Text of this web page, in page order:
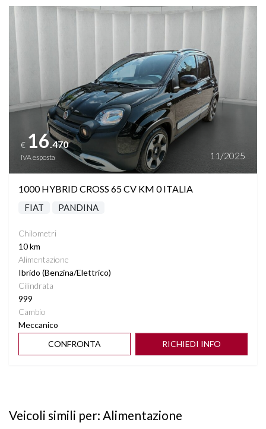
Vedi dettagli
€ 16 .470
IVA esposta 11/2025
1000 HYBRID CROSS 65 CV KM 0 ITALIA
FIAT PANDINA
Chilometri
10 km
Alimentazione
Ibrido (Benzina/Elettrico)
Cilindrata
999
Cambio
Meccanico
CONFRONTA
RICHIEDI INFO
Veicoli simili per: Alimentazione